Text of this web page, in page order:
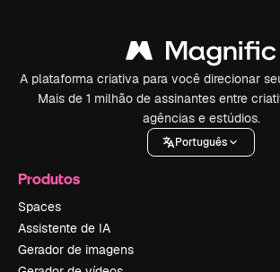
A plataforma criativa para você direcionar
Mais de 1 milhão de assinantes entre
agências e estúdios.
Português
Produtos
Spaces
Assistente de IA
Gerador de imagens